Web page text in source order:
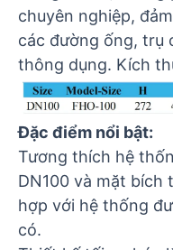
chuyên nghiệp,
các đường ống, trụ
thông dụng. Kích
Đặc điểm nổi bật:
Tương thích hệ
DN100 và mặt bích
hợp với hệ thống
có.